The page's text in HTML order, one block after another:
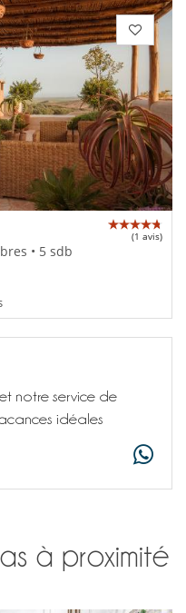
(1 avis)
• 5 sdb
notre service de
idéales
à proximité